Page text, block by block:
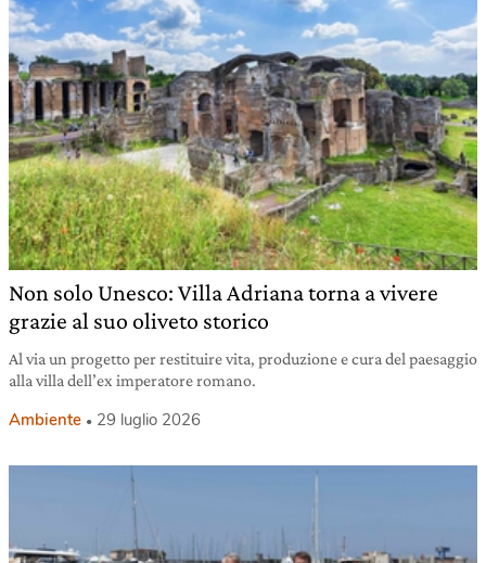
Non solo Unesco: Villa Adriana torna a vivere
grazie al suo oliveto storico
Al via un progetto per restituire vita, produzione e cura del paesaggio
alla villa dell’ex imperatore romano.
Ambiente 29 luglio 2026